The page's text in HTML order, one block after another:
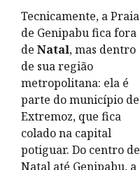
Tecnicamente, a Praia
de Genipabu fica fora
de Natal, mas dentro
de sua região
metropolitana: ela é
parte do município de
Extremoz, que fica
colado na capital
potiguar. Do centro de
Natal até Genipabu, a